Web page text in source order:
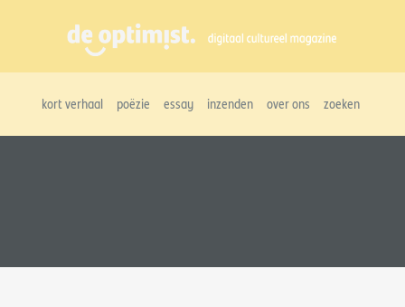
kort verhaal poëzie essay inzenden over ons zoeken